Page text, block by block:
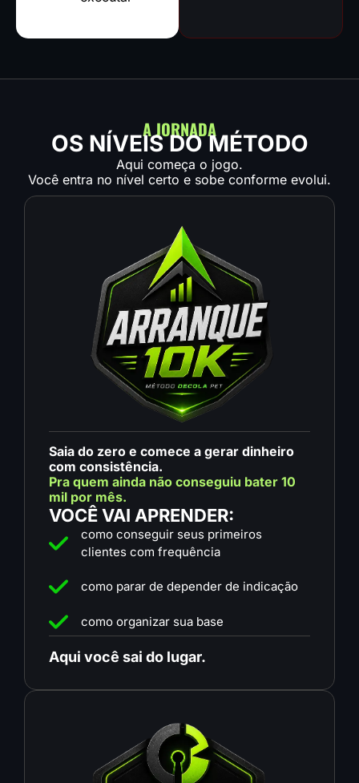
A JORNADA
OS NÍVEIS DO MÉTODO
Aqui começa o jogo.
Você entra no nível certo e sobe conforme evolui.
Saia do zero e comece a gerar dinheiro
com consistência.
Pra quem ainda não conseguiu bater 10
mil por mês.
VOCÊ VAI APRENDER:
como conseguir seus primeiros
clientes com frequência
como parar de depender de indicação
como organizar sua base
Aqui você sai do lugar.